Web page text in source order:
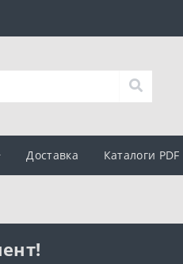
Доставка Каталоги PDF